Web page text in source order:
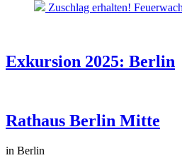
Zuschlag erhalten!
Exkursion 2025: Berlin
Rathaus Berlin Mitte
in Berlin